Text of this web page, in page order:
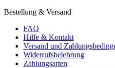
Bestellung & Versand
FAQ
Hilfe & Kontakt
Versand und
Widerrufsbelehrung
Zahlungsarten